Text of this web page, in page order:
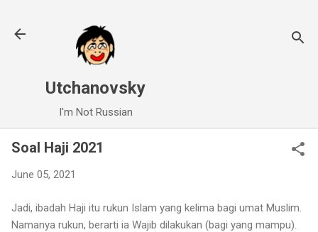
Utchanovsky
I'm Not Russian
Soal Haji 2021
June 05, 2021
Jadi, ibadah Haji itu rukun Islam yang kelima bagi umat Muslim.
Namanya rukun, berarti ia Wajib dilakukan (bagi yang mampu).